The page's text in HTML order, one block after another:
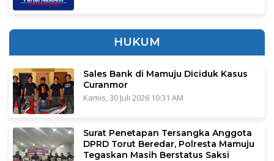
HUKUM
Sales Bank di Mamuju Diciduk Kasus
Curanmor
Kamis, 30 Juli 2026 10:31 AM
Surat Penetapan Tersangka Anggota
DPRD Torut Beredar, Polresta Mamuju
Tegaskan Masih Berstatus Saksi